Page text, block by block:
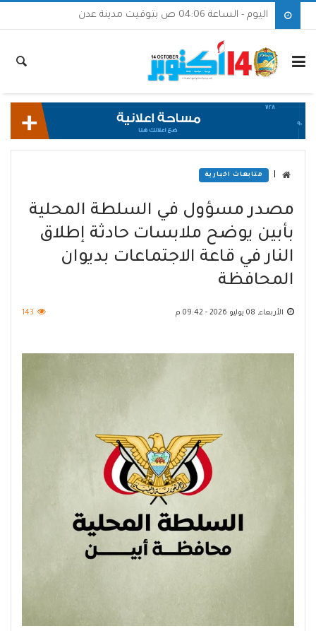
اليوم - الساعة 04:06 ص بتوقيت مدينة عدن
متابعات اخبارية
مصدر مسؤول في السلطة المحلية
بأبين يوضح ملابسات حادثة إطلاق
النار في قاعة الاجتماعات بديوان
المحافظة
الأربعاء, 08 يوليو 2026 - 09:42 م 143